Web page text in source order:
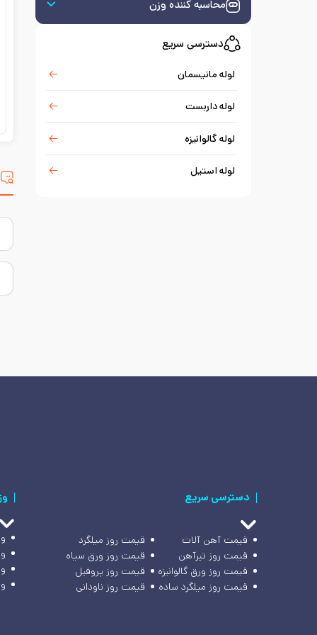
محاسبه کننده وزن
دسترسی سریع
لوله مانیسمان
لوله داربست
لوله گالوانیزه
لوله استیل
دسترسی سریع
قیمت آهن آلات
قیمت روز میلگرد
قیمت روز تیرآهن
قیمت روز ورق سیاه
قیمت روز ورق گالوانیزه
قیمت روز پروفیل
قیمت روز میلگرد ساده
قیمت روز ناودانی